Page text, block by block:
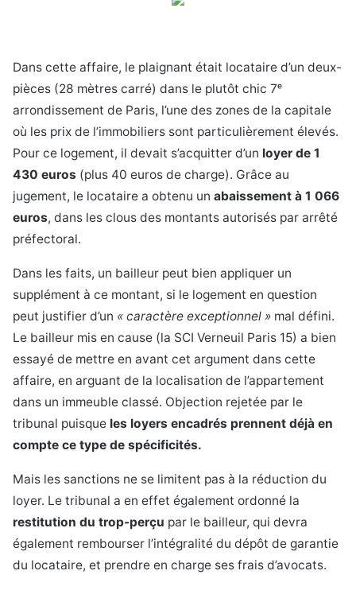
Dans cette affaire, le plaignant était locataire d’un deux-
pièces (28 mètres carré) dans le plutôt chic 7ᵉ
arrondissement de Paris, l’une des zones de la capitale
où les prix de l’immobiliers sont particulièrement élevés.
Pour ce logement, il devait s’acquitter d’un loyer de 1
430 euros (plus 40 euros de charge). Grâce au
jugement, le locataire a obtenu un abaissement à 1 066
euros, dans les clous des montants autorisés par arrêté
préfectoral.
Dans les faits, un bailleur peut bien appliquer un
supplément à ce montant, si le logement en question
peut justifier d’un « caractère exceptionnel » mal défini.
Le bailleur mis en cause (la SCI Verneuil Paris 15) a bien
essayé de mettre en avant cet argument dans cette
affaire, en arguant de la localisation de l’appartement
dans un immeuble classé. Objection rejetée par le
tribunal puisque les loyers encadrés prennent déjà en
compte ce type de spécificités.
Mais les sanctions ne se limitent pas à la réduction du
loyer. Le tribunal a en effet également ordonné la
restitution du trop-perçu par le bailleur, qui devra
également rembourser l’intégralité du dépôt de garantie
du locataire, et prendre en charge ses frais d’avocats.